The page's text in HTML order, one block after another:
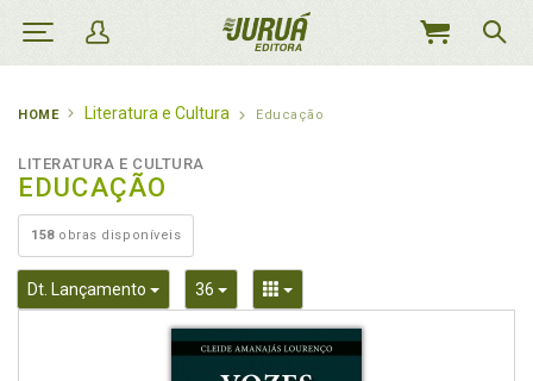
MEU
HOME Literatura e Cultura Educação
LITERATURA E CULTURA
EDUCAÇÃO
158obras disponíveis
Dt. Lançamento Toggle Dropdown
36 Toggle DropdownToggle Dropdown